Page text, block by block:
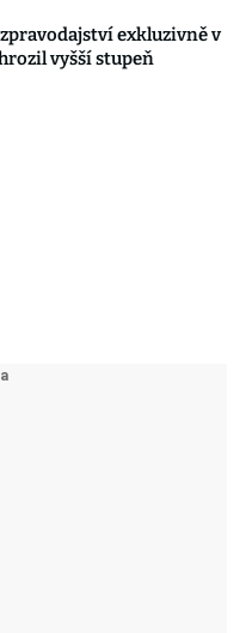
exkluzivně v
vyšší stupeň